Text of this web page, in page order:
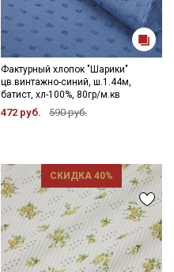
Фактурный хлопок "Шарики"
цв.винтажно-синий, ш.1.44м,
батист, хл-100%, 80гр/м.кв
472 руб. 590 руб.
СКИДКА 40%